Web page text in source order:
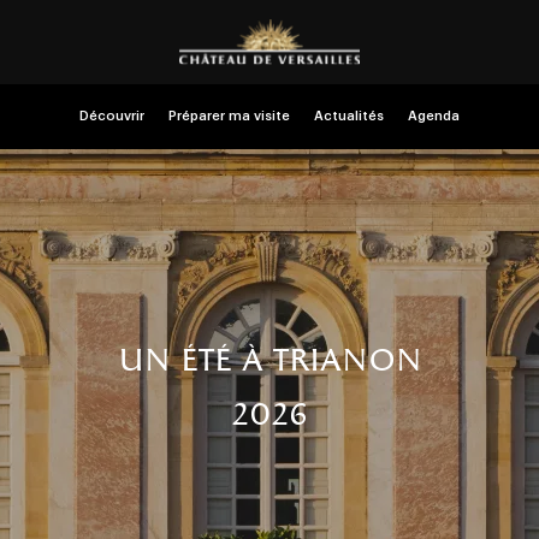
Découvrir Préparer ma visite Actualités Agenda
un été à trianon
2026